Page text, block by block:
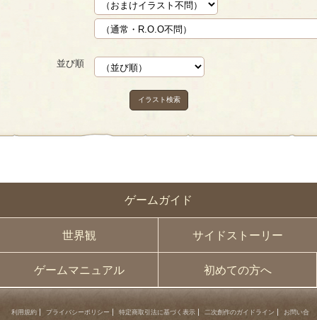
ゲームガイド
世界観 サイドストーリー
ゲームマニュアル 初めての方へ
並び順
イラスト検索
利用規約 プライバシーポリシー 特定商取引法に基づく表示 二次創作のガイドライン お問い合